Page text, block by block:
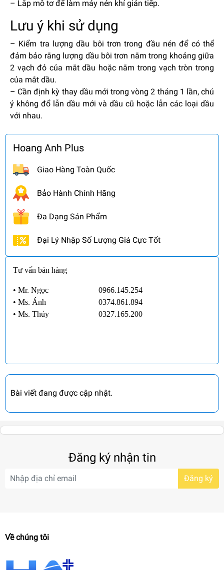
– Lắp mô tơ để làm máy nén khí gián tiếp.
Lưu ý khi sử dụng
– Kiểm tra lượng dầu bôi trơn trong đầu nén để có thể
đảm bảo rằng lượng dầu bôi trơn nằm trong khoảng giữa
2 vạch đỏ của mắt dầu hoặc nằm trong vạch tròn trong
của mắt dầu.
– Cần định kỳ thay dầu mới trong vòng 2 tháng 1 lần, chú
ý không đổ lẫn dầu mới và dầu cũ hoặc lẫn các loại dầu
với nhau.
Hoang Anh Plus
Giao Hàng Toàn Quốc
Bảo Hành Chính Hãng
Đa Dạng Sản Phẩm
Đại Lý Nhập Số Lượng Giá Cực Tốt
Tư vấn bán hàng
• Mr. Ngọc
0966.145.254
• Ms. Ánh
0374.861.894
• Ms. Thúy 0327.165.200
Bài viết đang được cập nhật.
Đăng ký nhận tin
Đăng ký
Về chúng tôi